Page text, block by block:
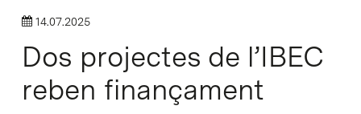
14.07.2025
Dos projectes de l’IBEC
reben finançament